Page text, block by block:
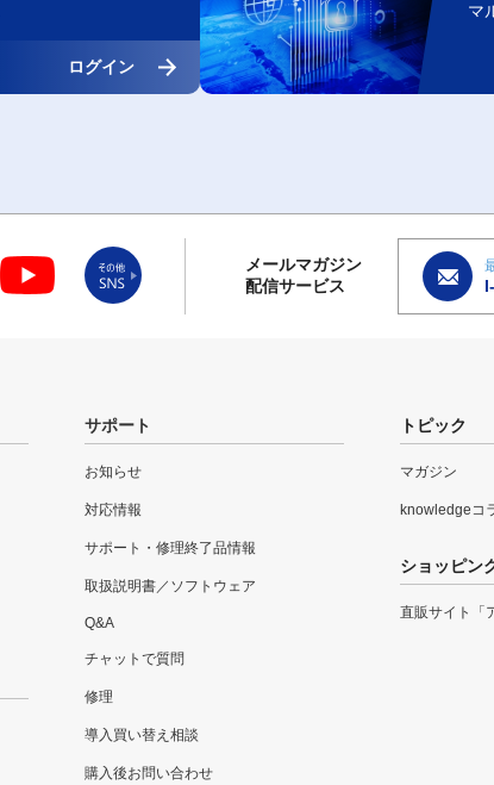
ログイン
マ
メールマガジン
配信サービス
サポート
お知らせ
対応情報
サポート・修理終了品情報
取扱説明書／ソフトウェア
Q&A
チャットで質問
修理
導入買い替え相談
購入後お問い合わせ
トピック
マガジン
knowledgeコ
ショッピン
直販サイト「